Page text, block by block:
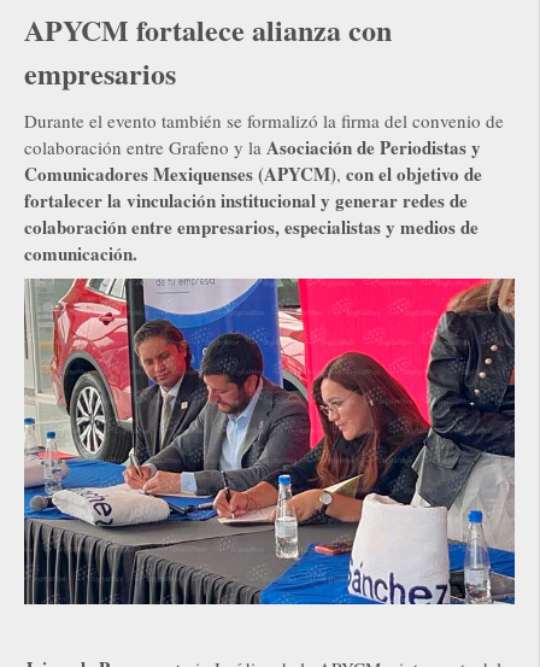
APYCM fortalece alianza con
empresarios
Durante el evento también se formalizó la firma del convenio de
colaboración entre Grafeno y la Asociación de Periodistas y
Comunicadores Mexiquenses (APYCM), con el objetivo de
fortalecer la vinculación institucional y generar redes de
colaboración entre empresarios, especialistas y medios de
comunicación.